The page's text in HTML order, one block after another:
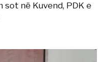
në Kuvend, PDK e